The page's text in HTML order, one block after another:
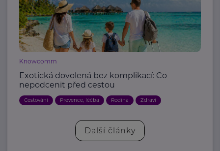
Knowcomm
Exotická dovolená bez komplikací: Co
nepodcenit před cestou
Cestování Prevence, léčba Rodina Zdraví
Další články